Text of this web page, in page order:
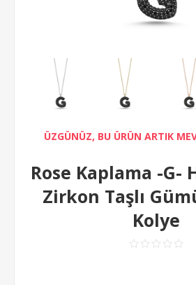
ÜZGÜNÜZ, BU ÜRÜN ARTIK
Rose Kaplama -G-
Zirkon Taşlı
Kolye